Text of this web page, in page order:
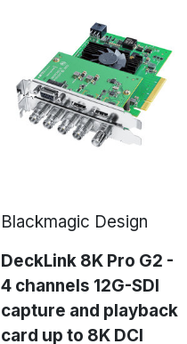
Blackmagic Design
DeckLink 8K Pro G2 -
4 channels 12G-SDI
capture and playback
card up to 8K DCI